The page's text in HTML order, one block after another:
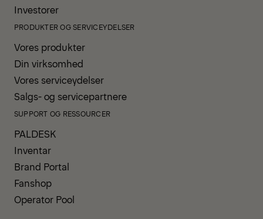
Investorer
PRODUKTER OG SERVICEYDELSER
Vores produkter
Din virksomhed
Vores serviceydelser
Salgs- og servicepartnere
SUPPORT OG RESSOURCER
PALDESK
Inventar
Brand Portal
Fanshop
Operator Pool